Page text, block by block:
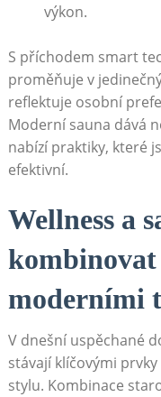
výkon.
S​ příchodem smart
proměňuje⁤ v‍
reflektuje osobní
Moderní sauna dává
nabízí ⁣praktiky, které⁢
efektivní.
Wellness a
⁤moderními⁢
V dnešní uspěchané​
stávají klíčovými
stylu. ⁢Kombinace